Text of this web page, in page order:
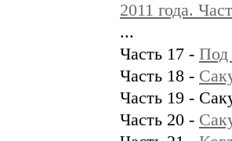
2011 года.
...
Часть 17 - Под
Часть 18 -
Часть 19 -
Часть 20 -